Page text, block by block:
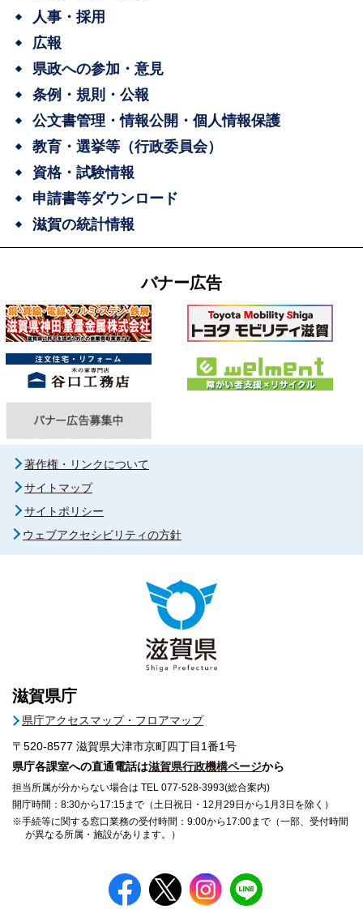
人事・採用
広報
県政への参加・意見
条例・規則・公報
公文書管理・情報公開・個人情報保護
教育・選挙等（行政委員会）
資格・試験情報
申請書等ダウンロード
滋賀の統計情報
バナー広告
著作権・リンクについて
サイトマップ
サイトポリシー
ウェブアクセシビリティの方針
滋賀県庁
県庁アクセスマップ・フロアマップ
〒520-8577 滋賀県大津市京町四丁目1番1号
県庁各課室への直通電話は滋賀県行政機構ページから
担当所属が分からない場合は TEL 077-528-3993(総合案内)
開庁時間：8:30から17:15まで（土日祝日・12月29日から1月3日を除く）
※手続等に関する窓口業務の受付時間：9:00から17:00まで（一部、受付時間
が異なる所属・施設があります。）